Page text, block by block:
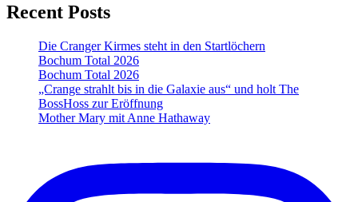
Recent Posts
Die Cranger Kirmes steht in den Startlöchern
Bochum Total 2026
Bochum Total 2026
„Crange strahlt bis in die Galaxie aus“ und holt The
BossHoss zur Eröffnung
Mother Mary mit Anne Hathaway